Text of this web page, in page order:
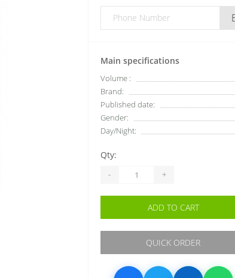
Main specifications
Volume :
Brand:
Published date:
Gender:
Day/Night:
Qty:
- +
ADD TO CART
QUICK ORDER